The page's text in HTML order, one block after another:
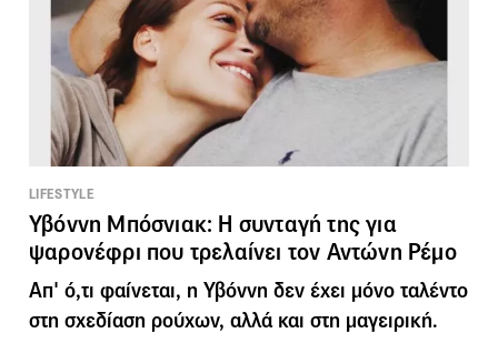
LIFESTYLE
Υβόννη Μπόσνιακ: Η συνταγή της για
ψαρονέφρι που τρελαίνει τον Αντώνη Ρέμο
Απ' ό,τι φαίνεται, η Υβόννη δεν έχει μόνο ταλέντο
στη σχεδίαση ρούχων, αλλά και στη μαγειρική.